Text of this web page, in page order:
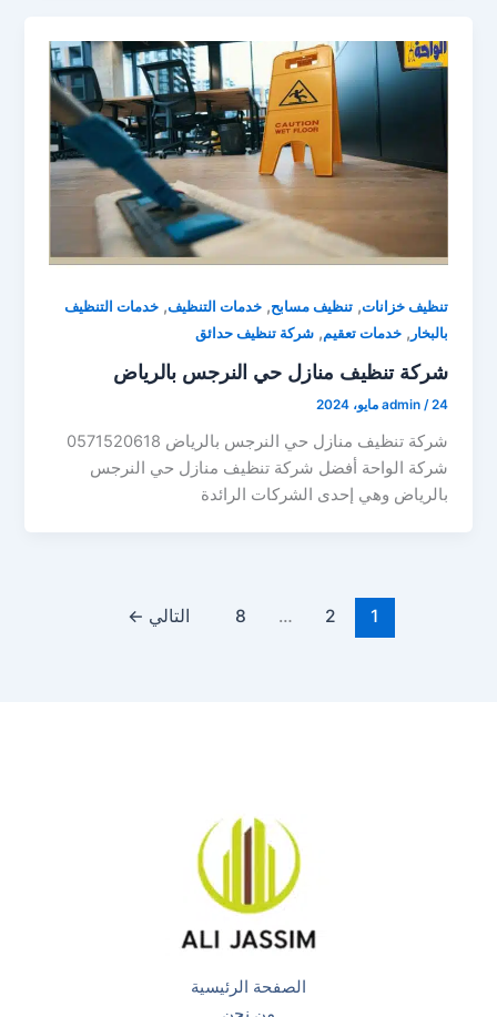
تنظيف خزانات,تنظيف مسابح,خدمات التنظيف,خدمات التنظيف
بالبخار ,خدمات تعقيم,شركة تنظيف حدائق
شركة تنظيف منازل حي النرجس بالرياض
admin /24 مايو، 2024
شركة تنظيف منازل حي النرجس بالرياض 0571520618
شركة الواحة أفضل شركة تنظيف منازل حي النرجس
بالرياض وهي إحدى الشركات الرائدة
1
2
…
8 التالي ←
الصفحة الرئيسية